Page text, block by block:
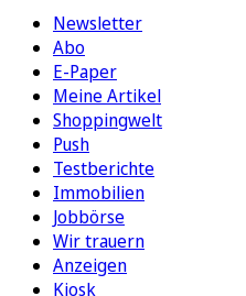
Newsletter
Abo
E-Paper
Meine Artikel
Shoppingwelt
Push
Testberichte
Immobilien
Jobbörse
Wir trauern
Anzeigen
Kiosk